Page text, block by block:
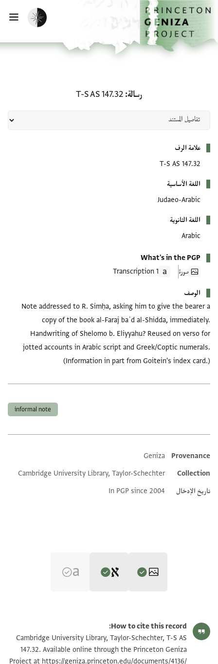
إلى المحتوى الرئيسي
الرئيسية
تفعيل الوضع المظلم
رسالة T-S AS 147.32
علامة الرف
T-S AS 147.32
اللغة الأساسية
Judaeo-Arabic
اللغة الثانوية
Arabic
What's in the PGP
صورة
1 Transcription
الوصف
Note addressed to R. Simḥa, asking him to give the bearer a
copy of the book al-Faraj baʿd al-Shidda, immediately.
Handwriting of Shelomo b. Eliyyahu? Reused on verso for
jotted accounts in Arabic script and Greek/Coptic numerals.
(Information in part from Goitein's index card.)
informal note
Additional metadata
Provenance
Geniza
Collection
Cambridge University Library, Taylor-Schechter
تاريخ الإدخال
In PGP since 2004
S. D. Goitein's unpublished edition (1950–85).
אלמולא ר שמחה שמ צו ידפע
לחאמלהא אלפרג בעד אלשדה
T-S AS 147.32 1v
How to cite this record:
Cambridge University Library, Taylor-Schechter, T-S AS
147.32. Available online through the Princeton Geniza
Project athttps://geniza.princeton.edu/documents/4136/